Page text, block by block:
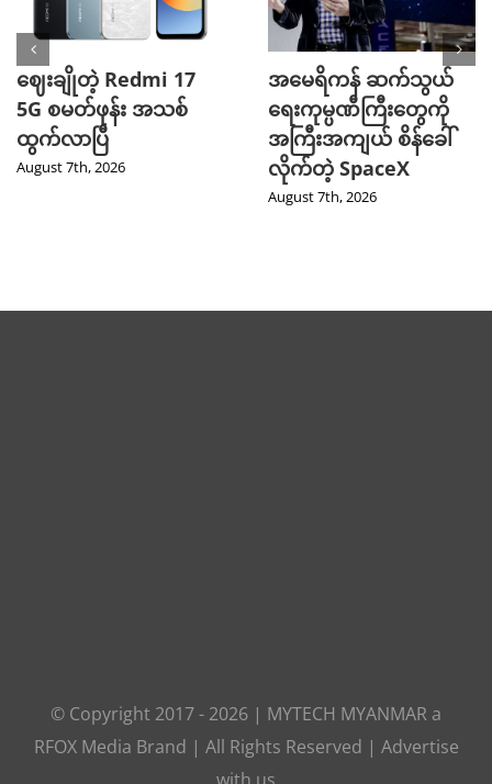
ဈေးချိုတဲ့ Redmi 17
5G စမတ်ဖုန်း အသစ်
ထွက်လာပြီ
August 7th, 2026
အမေရိကန် ဆက်သွယ်
ရေးကုမ္ပဏီကြီးတွေကို
အကြီးအကျယ် စိန်ခေါ်
လိုက်တဲ့ SpaceX
August 7th, 2026
© Copyright 2017 - 2026 | MYTECH MYANMAR a
RFOX Media Brand | All Rights Reserved | Advertise